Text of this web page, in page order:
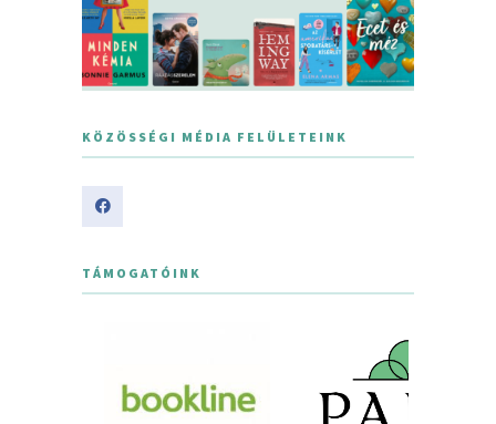
KÖZÖSSÉGI MÉDIA FELÜLETEINK
TÁMOGATÓINK